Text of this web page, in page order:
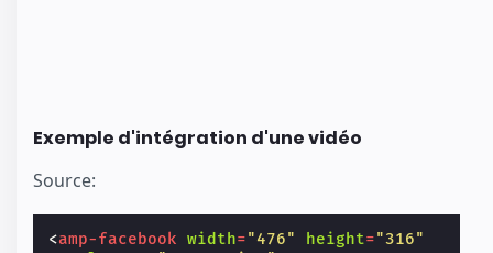
Exemple d'intégration d'une vidéo
Source:
<amp-facebook width="476" height="316"